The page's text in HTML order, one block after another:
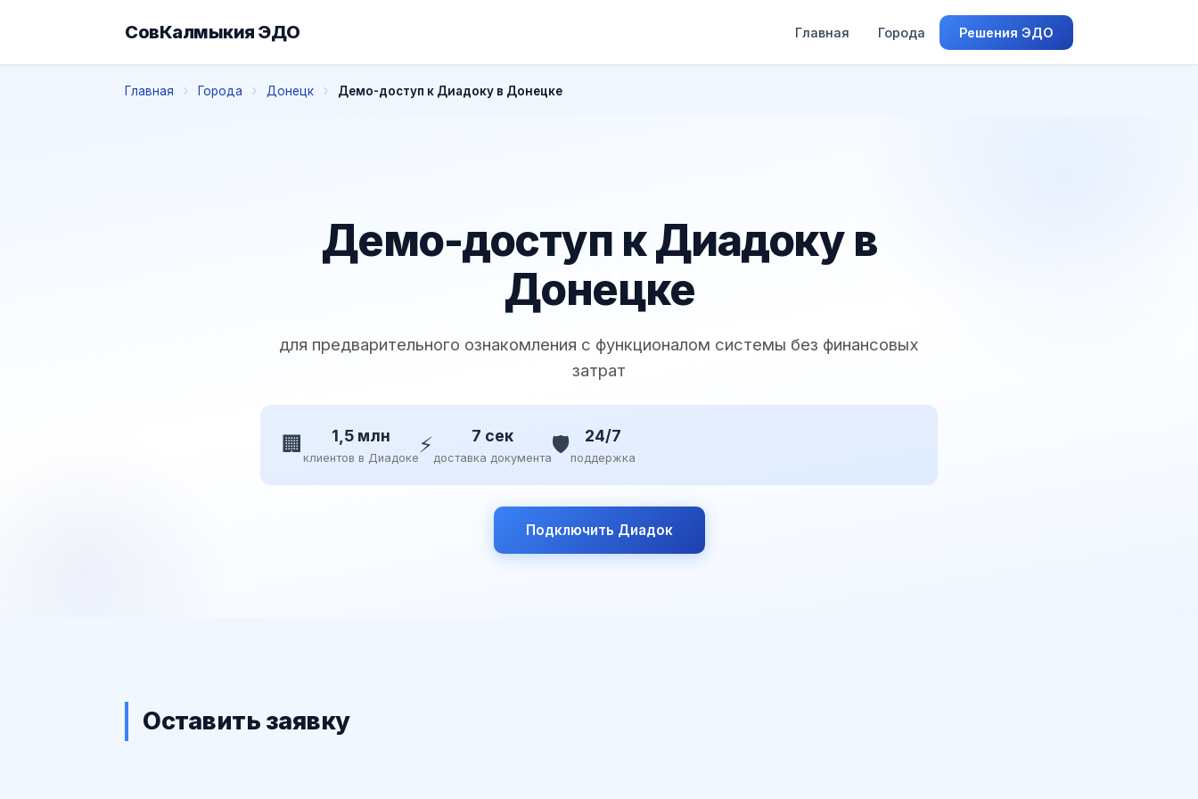
СовКалмыкия ЭДО Главная Города Решения ЭДО
Главная Города Донецк Демо-доступ к Диадоку в Донецке
Демо-доступ к Диадоку в
Донецке
для предварительного ознакомления с функционалом системы без финансовых
затрат
🏢 1,5 млн
клиентов в Диадоке⚡ 7 сек
доставка документа🛡️ 24/7
поддержка
Подключить Диадок
Оставить заявку